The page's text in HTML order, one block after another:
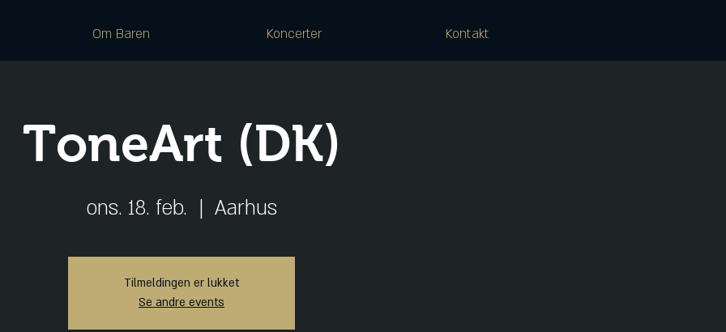
Om Baren Koncerter Kontakt
ToneArt (DK)
ons. 18. feb. Aarhus
Tilmeldingen er lukket
Se andre events